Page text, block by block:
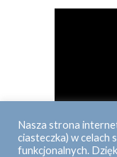
Nasza strona
ciasteczka) w celach
funkcjonalnych.